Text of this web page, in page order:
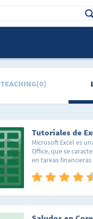
TEACHING(0)
Tutoriales de
Microsoft Excel es
Office, que se
en tareas
lineal y sencilla, así
lección está
de forma sencilla y